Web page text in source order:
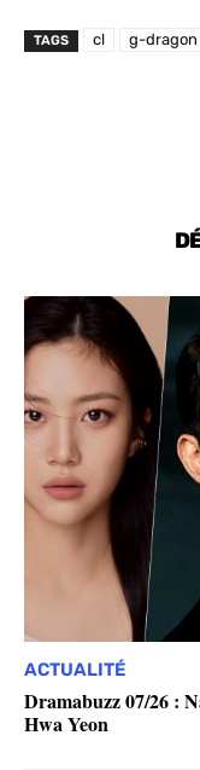
TAGS cl g-dragon
ACTUALITÉ
Dramabuzz 07/26 :
Hwa Yeon